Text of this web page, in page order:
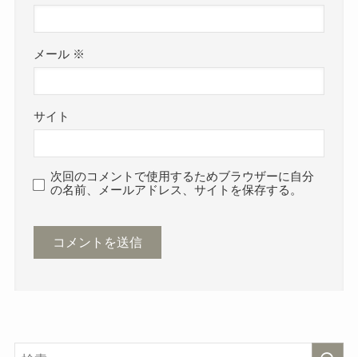
で売ってるか調査！
スマッシュシャーペンを売ってる
る？値段や取扱店紹介
メール ※
サイト
次回のコメントで使用するためブラウザーに自分
の名前、メールアドレス、サイトを保存する。